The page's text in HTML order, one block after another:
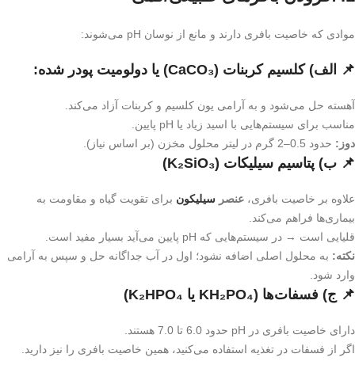
موادی که خاصیت بافری دارند و مانع از نوسان pH می‌شوند:
📌 الف)کلسیم کربنات (CaCO₃) یا دولومیت پودر شده:
آهسته حل می‌شود و به آرامی یون کلسیم و کربنات آزاد می‌کند.
مناسب برای سیستم‌هایی با اسید زیاد یا pH پایین.
دوز: حدود 0.5–2 گرم در لیتر محلول مخزن (بر اساس نیاز).
📌 ب) پتاسیم سیلیکات (K₂SiO₃)
علاوه بر خاصیت بافری، عنصر سیلیکون برای تقویت گیاه و مقاومت به
بیماری‌ها فراهم می‌کند.
قلیایی است → در سیستم‌هایی که pH پایین می‌آید بسیار مفید است.
نکته: به محلول اصلی اضافه نشود؛ اول در آب جداگانه حل و سپس به آرامی
وارد شود.
📌 ج) فسفات‌ها (KH₂PO₄ یا K₂HPO₄)
دارای خاصیت بافری در pH حدود 6.0 تا 7.0 هستند.
اگر از فسفات در تغذیه استفاده می‌کنید، همین خاصیت بافری را نیز دارید.